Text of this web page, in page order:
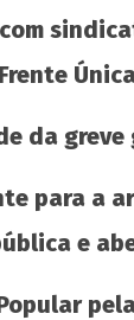
Ousar
da
para a
e
pela